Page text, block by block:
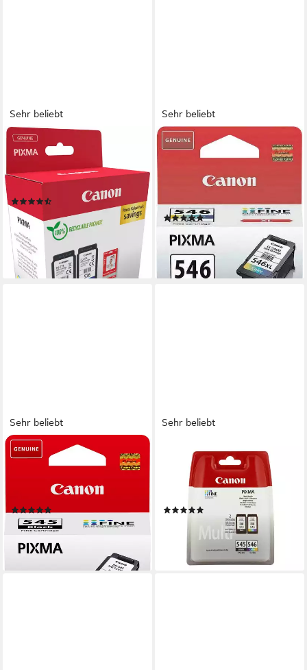
Sehr beliebt
CANON
PG-575/CL-576 Photo Value
Pack Tintenpatrone (Packung,
ab 31,99 €
lieferbar - in 2-3 Werktagen bei dir
Sehr beliebt
CANON
Druckerpatrone 546
cyan/magenta/gelb XL)
(115)
-12%
lieferbar - in 2-3 Werktagen bei dir
Sehr beliebt
CANON
PG-545 Tintenpatrone
(581)
ab 15,83 € UVP 19,99 €
-21%
lieferbar - in 2-3 Werktagen bei dir
Sehr beliebt
CANON
PG-545/CL-546
Tintenpatrone Multipack
Original Tintenpatrone
lieferbar - in 2-3 Werktagen bei dir